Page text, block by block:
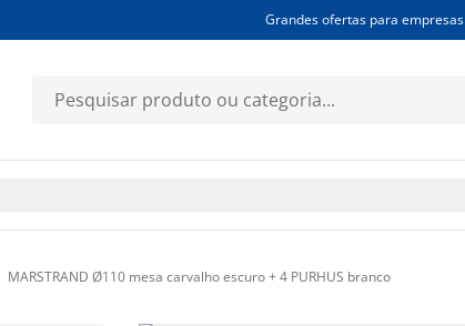
Grandes ofertas para empresas
MARSTRAND Ø110 mesa carvalho escuro + 4 PURHUS branco